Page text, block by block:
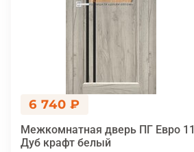
6 740 ₽
Межкомнатная дверь ПГ Евро 11
Дуб крафт белый